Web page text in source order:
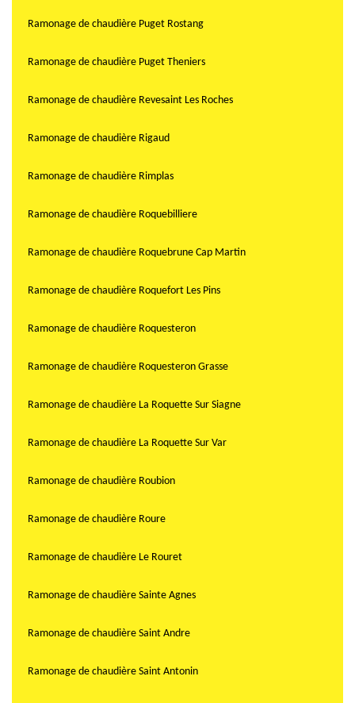
Ramonage de chaudière Puget Rostang
Ramonage de chaudière Puget Theniers
Ramonage de chaudière Revesaint Les Roches
Ramonage de chaudière Rigaud
Ramonage de chaudière Rimplas
Ramonage de chaudière Roquebilliere
Ramonage de chaudière Roquebrune Cap Martin
Ramonage de chaudière Roquefort Les Pins
Ramonage de chaudière Roquesteron
Ramonage de chaudière Roquesteron Grasse
Ramonage de chaudière La Roquette Sur Siagne
Ramonage de chaudière La Roquette Sur Var
Ramonage de chaudière Roubion
Ramonage de chaudière Roure
Ramonage de chaudière Le Rouret
Ramonage de chaudière Sainte Agnes
Ramonage de chaudière Saint Andre
Ramonage de chaudière Saint Antonin